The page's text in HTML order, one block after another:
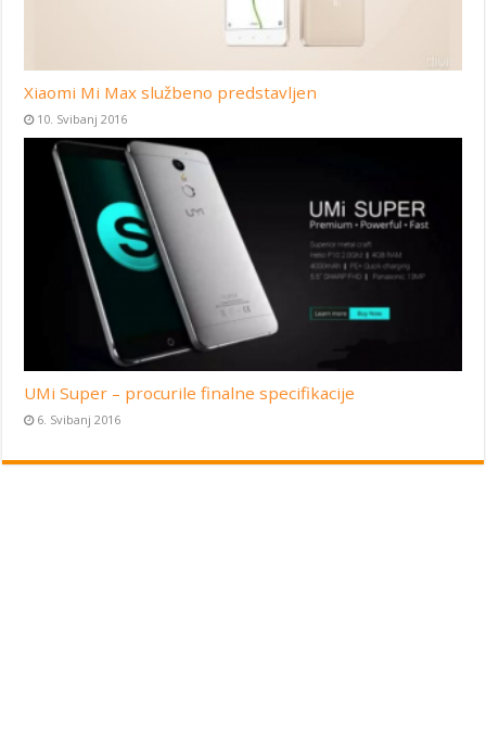
Xiaomi Mi Max službeno predstavljen
10. Svibanj 2016
UMi Super – procurile finalne specifikacije
6. Svibanj 2016